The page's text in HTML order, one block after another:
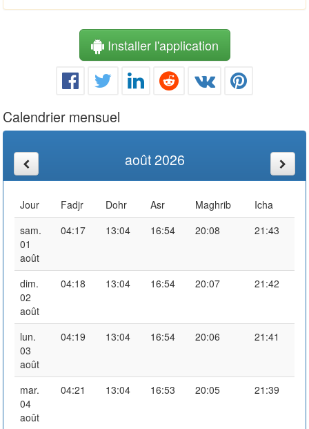
Installer l'application
Calendrier mensuel
août 2026
Jour Fadjr Dohr Asr Maghrib
Icha
sam.
01
août
04:17 13:04 16:54 20:08 21:43
dim.
02
août
04:18 13:04 16:54 20:07 21:42
lun.
03
août
04:19 13:04 16:54 20:06 21:41
mar.
04
août
04:21 13:04 16:53 20:05 21:39